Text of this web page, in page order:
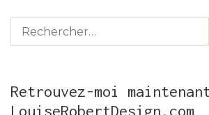
Rechercher :
Retrouvez-moi
LouiseRobertDesign.com